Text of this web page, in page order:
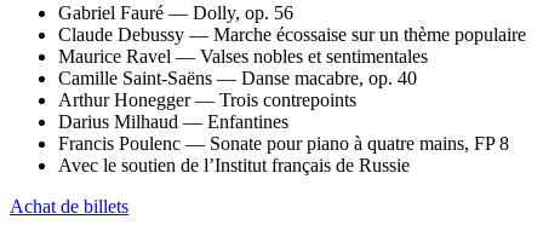
Gabriel Fauré — Dolly, op. 56
Claude Debussy — Marche écossaise sur un thème populaire
Maurice Ravel — Valses nobles et sentimentales
Camille Saint-Saëns — Danse macabre, op. 40
Arthur Honegger — Trois contrepoints
Darius Milhaud — Enfantines
Francis Poulenc — Sonate pour piano à quatre mains, FP 8
Avec le soutien de l’Institut français de Russie
Achat de billets